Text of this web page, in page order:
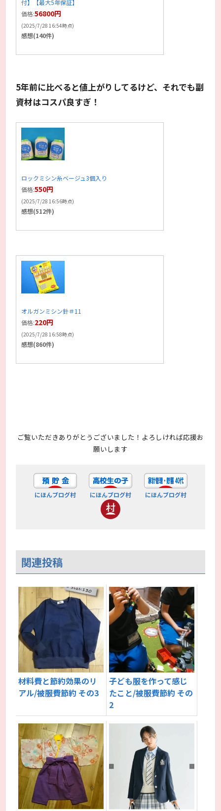
付】【最大5年保証】
価格:56800円
(2025/7/28 16:54時点)
感想(140件)
5年前に比べると値上がりしてるけど、それでも副
資材はコスパ良すぎ！
ロックミシン糸ベージュ3個入り
価格:550円
(2025/7/28 16:56時点)
感想(512件)
オルガンミシン針＃11
価格:220円
(2025/7/28 16:58時点)
感想(860件)
ご覧いただきありがとうございました！よろしければ応援お
願いします
にほんブログ村 にほんブログ村 にほんブログ村
関連投稿
材料費と節約効果のリ
アル/被服費節約 その3
子ども服を作って感じ
たこと/被服費節約 その
2